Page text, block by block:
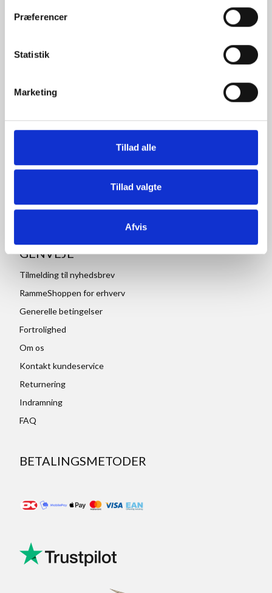
Præferencer
Statistik
Marketing
Tillad alle
Tillad valgte
Afvis
15x21 cm rammer
Alurammer
Trærammer
GENVEJE
Tilmelding til nyhedsbrev
RammeShoppen for erhverv
Generelle betingelser
Fortrolighed
Om os
Kontakt kundeservice
Returnering
Indramning
FAQ
BETALINGSMETODER